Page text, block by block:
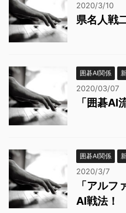
2020/3/10
県名人戦
囲碁AI関係
2020/03/07
「囲碁AI
囲碁AI関係
2020/3/7
「アルフ
AI戦法！